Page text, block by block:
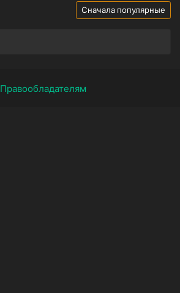
Сначала популярные
Правообладателям